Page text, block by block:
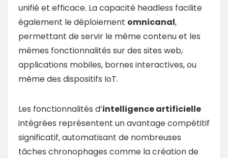
unifié et efficace. La capacité headless facilite
également le déploiement omnicanal,
permettant de servir le même contenu et les
mêmes fonctionnalités sur des sites web,
applications mobiles, bornes interactives, ou
même des dispositifs IoT.
Les fonctionnalités d’intelligence artificielle
intégrées représentent un avantage compétitif
significatif, automatisant de nombreuses
tâches chronophages comme la création de